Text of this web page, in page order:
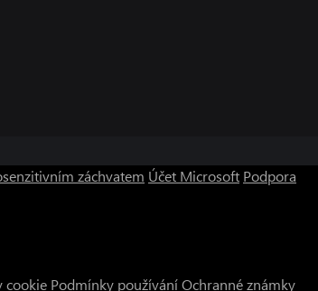
záchvatem Účet Microsoft Podpora
cookie Podmínky používáníOchranné známky